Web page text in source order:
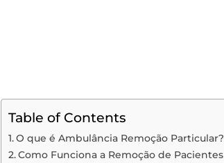
Table of Contents
O que é Ambulância Remoção Particular?
Como Funciona a Remoção de Pacientes